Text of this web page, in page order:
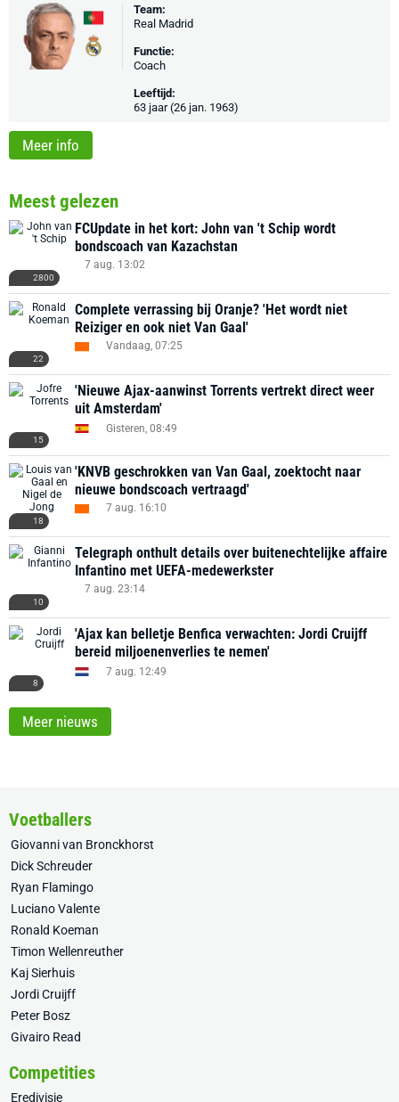
Team:
Real Madrid
Functie:
Coach
Leeftijd:
63 jaar (26 jan. 1963)
Meer info
Meest gelezen
2800
FCUpdate in het kort: John van 't Schip wordt
bondscoach van Kazachstan
7 aug. 13:02
22
Complete verrassing bij Oranje? 'Het wordt niet
Reiziger en ook niet Van Gaal'
Vandaag, 07:25
15
'Nieuwe Ajax-aanwinst Torrents vertrekt direct weer
uit Amsterdam'
Gisteren, 08:49
18
'KNVB geschrokken van Van Gaal, zoektocht naar
nieuwe bondscoach vertraagd'
7 aug. 16:10
10
Telegraph onthult details over buitenechtelijke affaire
Infantino met UEFA-medewerkster
7 aug. 23:14
8
'Ajax kan belletje Benfica verwachten: Jordi Cruijff
bereid miljoenenverlies te nemen'
7 aug. 12:49
Meer nieuws
Voetballers
Giovanni van Bronckhorst
Dick Schreuder
Ryan Flamingo
Luciano Valente
Ronald Koeman
Timon Wellenreuther
Kaj Sierhuis
Jordi Cruijff
Peter Bosz
Givairo Read
Competities
Eredivisie